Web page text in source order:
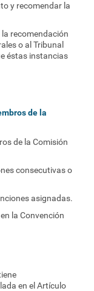
y recomendar la
recomendación
o al Tribunal
éstas instancias
de la
de la Comisión
consecutivas o
asignadas.
la Convención
en el Artículo